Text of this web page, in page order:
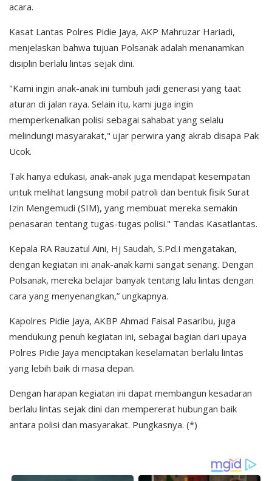
acara.
Kasat Lantas Polres Pidie Jaya, AKP Mahruzar Hariadi,
menjelaskan bahwa tujuan Polsanak adalah menanamkan
disiplin berlalu lintas sejak dini.
"Kami ingin anak-anak ini tumbuh jadi generasi yang taat
aturan di jalan raya. Selain itu, kami juga ingin
memperkenalkan polisi sebagai sahabat yang selalu
melindungi masyarakat," ujar perwira yang akrab disapa Pak
Ucok.
Tak hanya edukasi, anak-anak juga mendapat kesempatan
untuk melihat langsung mobil patroli dan bentuk fisik Surat
Izin Mengemudi (SIM), yang membuat mereka semakin
penasaran tentang tugas-tugas polisi." Tandas Kasatlantas.
Kepala RA Rauzatul Aini, Hj Saudah, S.Pd.I mengatakan,
dengan kegiatan ini anak-anak kami sangat senang. Dengan
Polsanak, mereka belajar banyak tentang lalu lintas dengan
cara yang menyenangkan,” ungkapnya.
Kapolres Pidie Jaya, AKBP Ahmad Faisal Pasaribu, juga
mendukung penuh kegiatan ini, sebagai bagian dari upaya
Polres Pidie Jaya menciptakan keselamatan berlalu lintas
yang lebih baik di masa depan.
Dengan harapan kegiatan ini dapat membangun kesadaran
berlalu lintas sejak dini dan mempererat hubungan baik
antara polisi dan masyarakat. Pungkasnya. (*)